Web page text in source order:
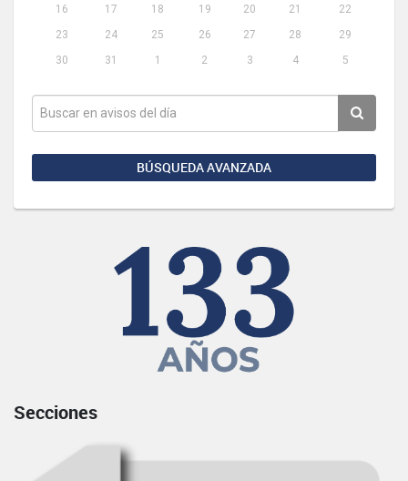
16
17 18 19 20 21
22
23
24 25 26 27 28
29
30
31 1 2 3 4 5
BÚSQUEDA AVANZADA
Secciones